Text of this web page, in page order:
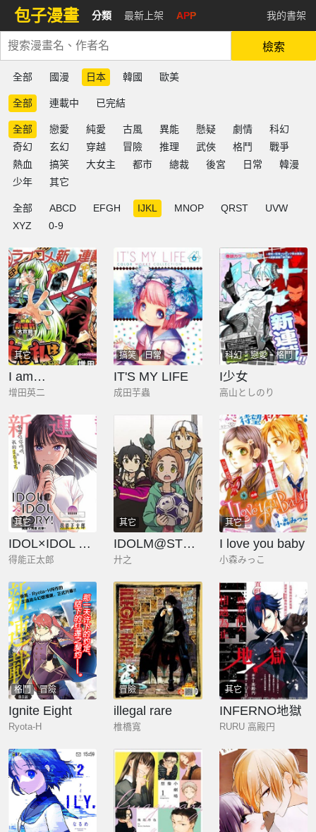
包子漫畫 分類 最新上架 APP 我的書架
檢索
全部 國漫 日本 韓國 歐美
全部 連載中 已完結
全部 戀愛 純愛 古風 異能 懸疑 劇情
科幻
奇幻
玄幻 穿越 冒險 推理 武俠 格鬥
戰爭
熱血
搞笑 大女主 都市 總裁 後宮 日常
韓漫
少年
其它
全部 ABCD EFGH IJKL MNOP QRST
UVW
XYZ
0-9
其它
I am…
增田英二
搞笑 日常
IT'S MY LIFE
成田芋蟲
科幻 戀愛 格鬥
I少女
高山としのり
其它
IDOL×IDOL STORY！
得能正太郎
其它
IDOLM@STER CINDERELLA GIRLS U149
廾之
其它
I love you baby
小森みっこ
格鬥 冒險
Ignite Eight
Ryota-H
冒險
illegal rare
椎橋寬
其它
INFERNO地獄
RURU 高殿円